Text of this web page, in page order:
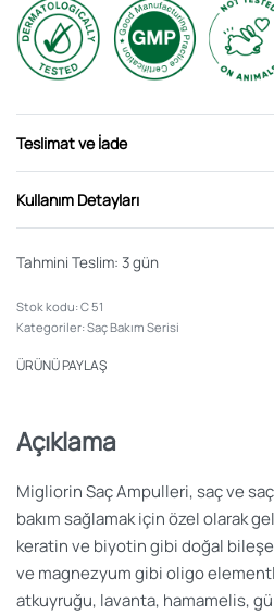
Teslimat ve İade
Kullanım Detayları
Tahmini Teslim: 3 gün
C 51
Kategoriler:Saç Bakım Serisi
ÜRÜNÜ PAYLAŞ
Açıklama
Migliorin Saç Ampulleri, saç ve
bakım sağlamak için özel olarak
keratin ve biyotin gibi doğal
ve magnezyum gibi oligo
atkuyruğu, lavanta, hamamelis,